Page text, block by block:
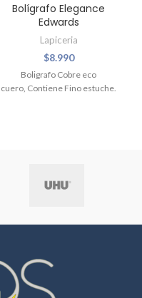
Bolígrafo Elegance
Edwards
Lapiceria
$8.990
Boligrafo Cobre eco
cuero, Contiene Fino estuche.